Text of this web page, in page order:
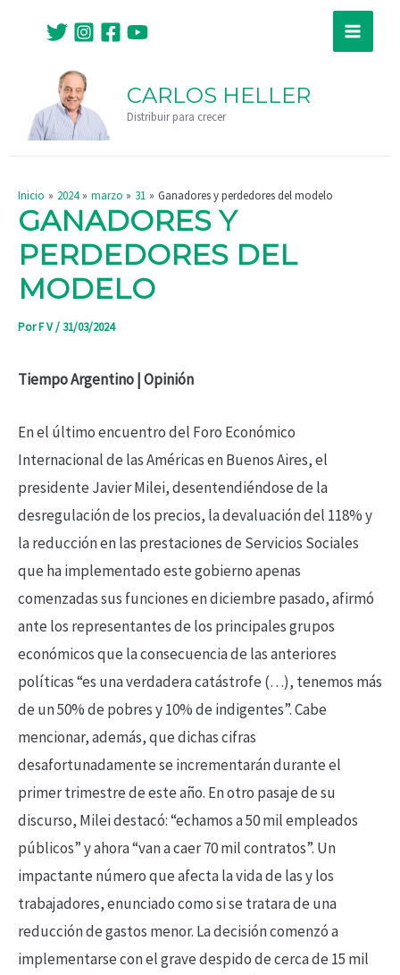
contenido
Main
CARLOS HELLER
Distribuir para crecer
Inicio 2024 marzo 31 Ganadores y perdedores del modelo
GANADORES Y
PERDEDORES DEL
MODELO
PorF V/ 31/03/2024
Tiempo Argentino | Opinión
En el último encuentro del Foro Económico
Internacional de las Américas en Buenos Aires, el
presidente Javier Milei, desentendiéndose de la
desregulación de los precios, la devaluación del 118% y
la reducción en las prestaciones de Servicios Sociales
que ha implementado este gobierno apenas
comenzadas sus funciones en diciembre pasado, afirmó
ante los representantes de los principales grupos
económicos que la consecuencia de las anteriores
políticas “es una verdadera catástrofe (…), tenemos más
de un 50% de pobres y 10% de indigentes”. Cabe
mencionar, además, que dichas cifras
desafortunadamente se incrementarán durante el
primer trimestre de este año. En otro pasaje de su
discurso, Milei destacó: “echamos a 50 mil empleados
públicos” y ahora “van a caer 70 mil contratos”. Un
impactante número que afecta la vida de las y los
trabajadores, enunciado como si se tratara de una
reducción de gastos menor. La decisión comenzó a
implementarse con el grave despido de cerca de 15 mil
entradas